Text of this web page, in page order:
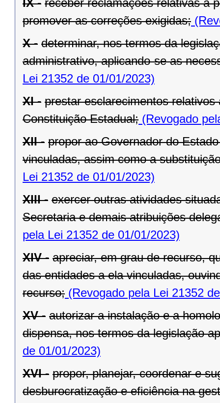
IX - receber reclamações relativas à
promover as correções exigidas;
X - determinar, nos termos da
administrativo, aplicando-se as
Lei 21352 de 01/01/2023)
XI - prestar esclarecimentos
Constituição Estadual; (Revogado
XII - propor ao Governador do
vinculadas, assim como a
Lei 21352 de 01/01/2023)
XIII - exercer outras atividades
Secretaria e demais atribuições
pela Lei 21352 de 01/01/2023)
XIV - apreciar, em grau de recurso,
das entidades a ela vinculadas,
recurso; (Revogado pela Lei 21352
XV - autorizar a instalação e a
dispensa, nos termos da legislação
de 01/01/2023)
XVI - propor, planejar, coordenar e
desburocratização e eficiência na